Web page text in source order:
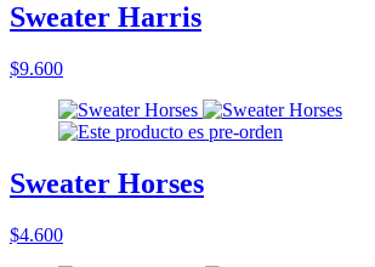
Sweater Harris
$9.600
Sweater Horses
$4.600